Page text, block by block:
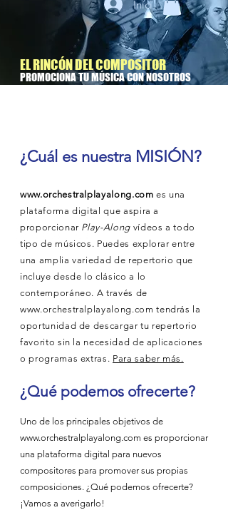
Iniciar sesión
EL RINCÓN DEL COMPOSITOR
PROMOCIONA TU MÚSICA CON NOSOTROS
¿Cuál es nuestra MISIÓN?
www.orchestralplayalong.com es una
plataforma digital que aspira a
proporcionar Play-Along vídeos a todo
tipo de músicos. Puedes explorar entre
una amplia variedad de repertorio que
incluye desde lo clásico a lo
contemporáneo. A través de
www.orchestralplayalong.com tendrás la
oportunidad de descargar tu repertorio
favorito sin la necesidad de aplicaciones
o programas extras. Para saber más.
¿Qué podemos ofrecerte?
Uno de los principales objetivos de
www.orchestralplayalong.com es proporcionar
una plataforma digital para nuevos
compositores para promover sus propias
composiciones. ¿Qué podemos ofrecerte?
¡Vamos a averigarlo!